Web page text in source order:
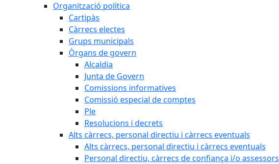
Organització política
Cartipàs
Càrrecs electes
Grups municipals
Òrgans de govern
Alcaldia
Junta de Govern
Comissions informatives
Comissió especial de comptes
Ple
Resolucions i decrets
Alts càrrecs, personal directiu i càrrecs eventuals
Alts càrrecs, personal directiu i càrrecs eventuals
Personal directiu, càrrecs de confiança i/o assessors